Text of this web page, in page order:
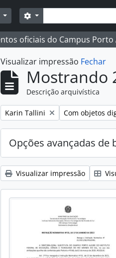
Buscar
Opções de busca
oficiais do Campus Porto
Visualizar impressão Fechar
Mostrando
Descrição arquivística
Remover filtro:
Karin Tallini Remover filtro:
Com objetos
Opções avançadas de
Visualizar impressão